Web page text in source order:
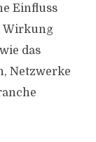
Einfluss
Wirkung
das
Netzwerke